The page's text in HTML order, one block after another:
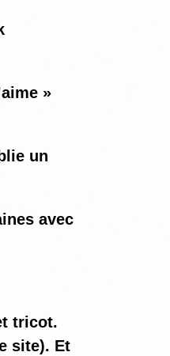
»
un
avec
tricot.
site). Et